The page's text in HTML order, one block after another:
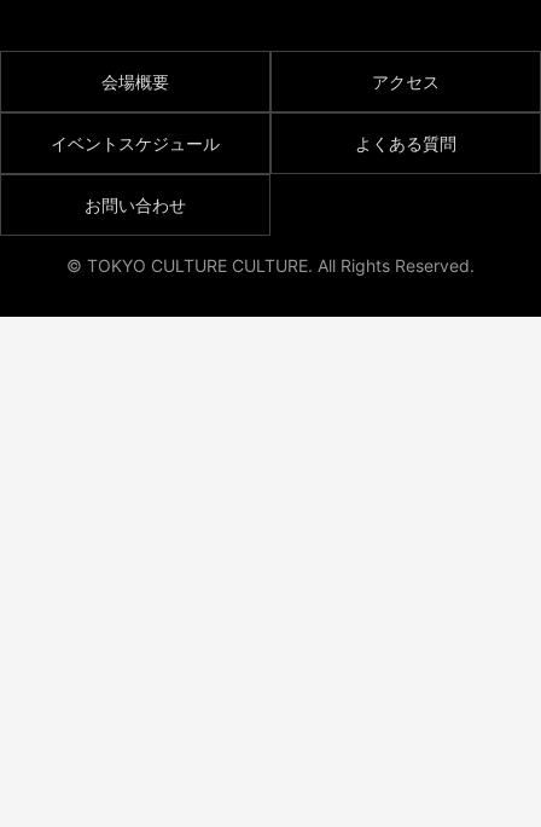
会場概要 アクセス
イベントスケジュール よくある質問
お問い合わせ
© TOKYO CULTURE CULTURE. All Rights Reserved.